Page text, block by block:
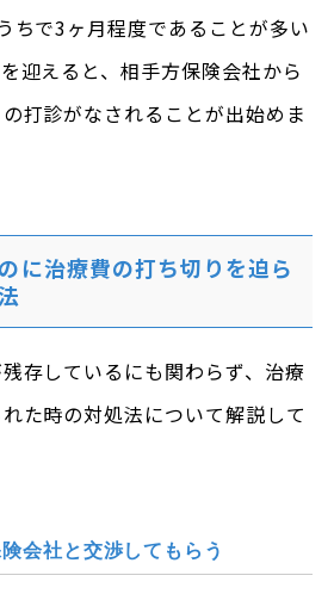
ちで3ヶ月程度であることが多い
迎えると、相手方保険会社から
打診がなされることが出始めま
に治療費の打ち切りを迫ら
存しているにも関わらず、治療
た時の対処法について解説して
会社と交渉してもらう